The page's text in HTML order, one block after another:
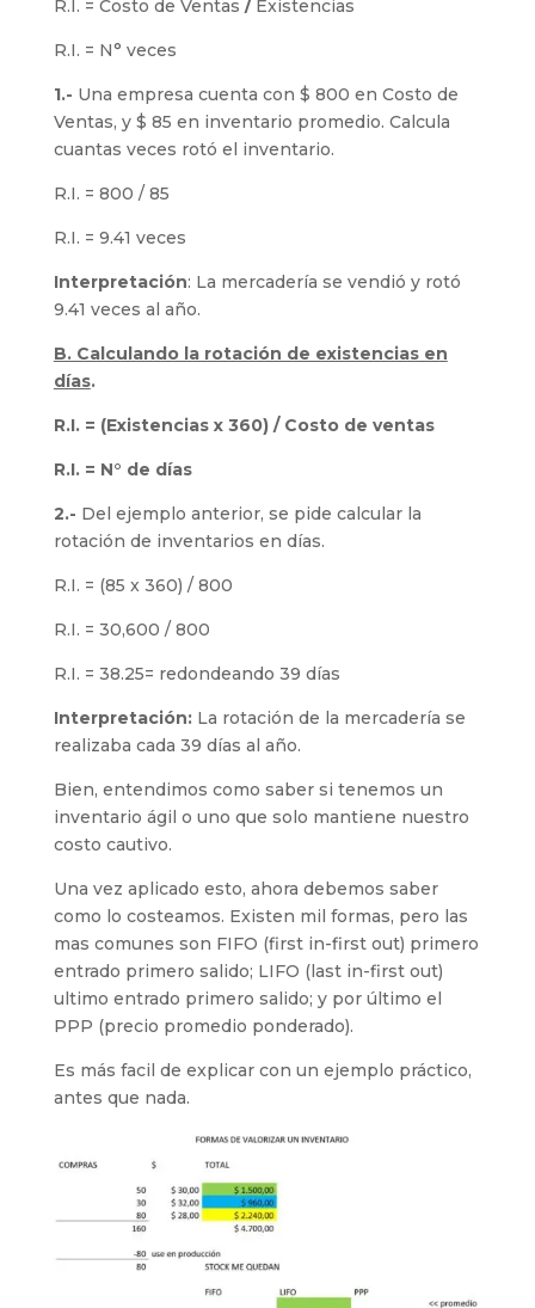
R.I. = Costo de Ventas /Existencias
R.I. = N° veces
1.- Una empresa cuenta con $ 800 en Costo de
Ventas, y $ 85 en inventario promedio. Calcula
cuantas veces rotó el inventario.
R.I. = 800 / 85
R.I. = 9.41 veces
Interpretación: La mercadería se vendió y rotó
9.41 veces al año.
B. Calculando la rotación de existencias en
días.
R.I. = (Existencias x 360) /Costo de ventas
R.I. = N° de días
2.- Del ejemplo anterior, se pide calcular la
rotación de inventarios en días.
R.I. = (85 x 360) / 800
R.I. = 30,600 / 800
R.I. = 38.25= redondeando 39 días
Interpretación: La rotación de la mercadería se
realizaba cada 39 días al año.
Bien, entendimos como saber si tenemos un
inventario ágil o uno que solo mantiene nuestro
costo cautivo.
Una vez aplicado esto, ahora debemos saber
como lo costeamos. Existen mil formas, pero las
mas comunes son FIFO (first in-first out) primero
entrado primero salido; LIFO (last in-first out)
ultimo entrado primero salido; y por último el
PPP (precio promedio ponderado).
Es más facil de explicar con un ejemplo práctico,
antes que nada.